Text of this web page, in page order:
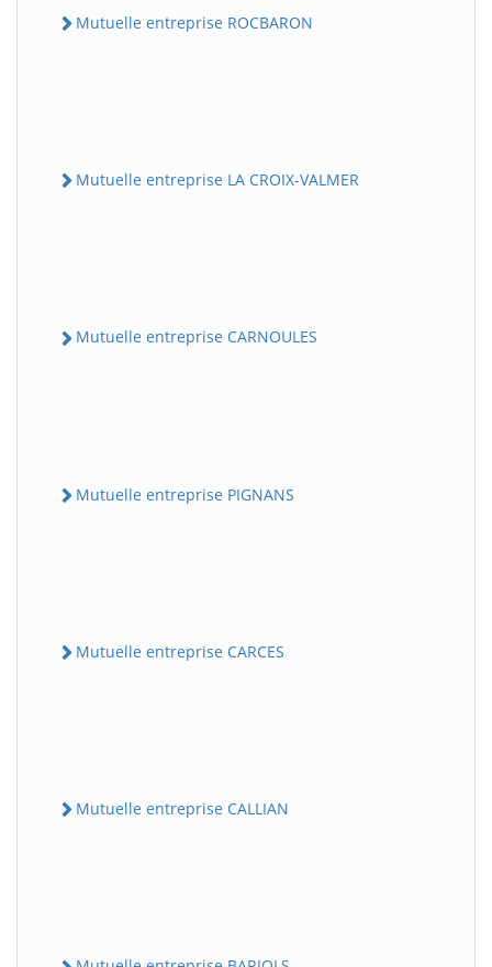
Mutuelle entreprise ROCBARON
Mutuelle entreprise LA CROIX-VALMER
Mutuelle entreprise CARNOULES
Mutuelle entreprise PIGNANS
Mutuelle entreprise CARCES
Mutuelle entreprise CALLIAN